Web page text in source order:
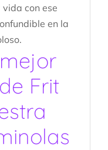
con ese
en la
Frit